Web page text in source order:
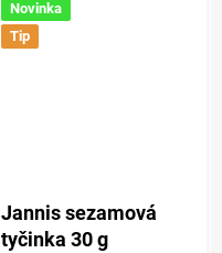
Novinka
Tip
Jannis sezamová
tyčinka 30 g